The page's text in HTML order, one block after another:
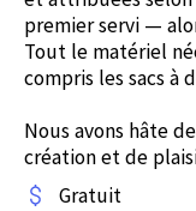
premier servi —
Tout le matériel
compris les sacs à
Nous avons hâte
création et de
Gratuit